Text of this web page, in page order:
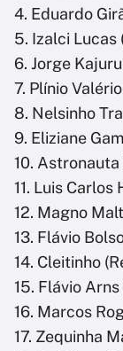
4. Eduardo
5. Izalci Lucas
6. Jorge
7. Plínio
8. Nelsinho
9. Eliziane
10. Astronauta
11. Luis Carlos
12. Magno
13. Flávio
14. Cleitinho
15. Flávio Arns
16. Marcos
17. Zequinha